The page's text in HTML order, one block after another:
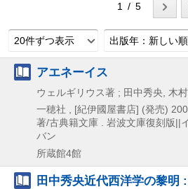
1 / 5
20件ずつ表示 出版年：新しい順
アエネーイス
ウェルギリウス著 ; 田中秀央, 木
一穂社 , [紀伊國屋書店] (発売)
著/古典籍文庫 . 岩波文庫復刻版||
バン
所蔵館4館
田中秀央近代西洋学の黎明